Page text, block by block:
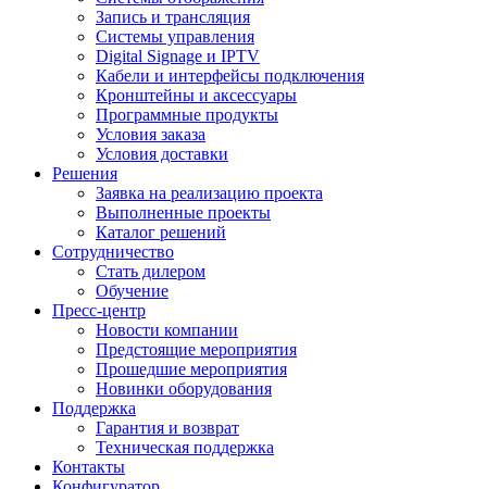
Запись и трансляция
Системы управления
Digital Signage и IPTV
Кабели и интерфейсы подключения
Кронштейны и аксессуары
Программные продукты
Условия заказа
Условия доставки
Решения
Заявка на реализацию проекта
Выполненные проекты
Каталог решений
Сотрудничество
Стать дилером
Обучение
Пресс-центр
Новости компании
Предстоящие мероприятия
Прошедшие мероприятия
Новинки оборудования
Поддержка
Гарантия и возврат
Техническая поддержка
Контакты